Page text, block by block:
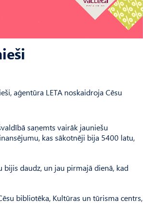
aģentūra LETA noskaidroja Cēsu
saņemts vairāk jauniešu
kas sākotnēji bija 5400 latu,
daudz, un jau pirmajā dienā, kad
bibliotēka, Kultūras un tūrisma centrs,